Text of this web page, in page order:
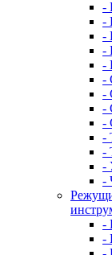
-
-
-
-
-
-
-
-
-
-
-
-
-
-
-